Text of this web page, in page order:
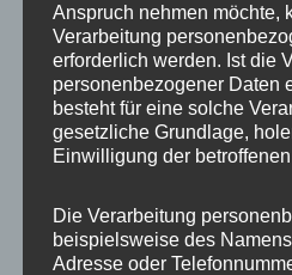
Einsatz 16/2026 – B2
17. Juli 2026
Einsatz 15/2026 – B2 GMA
17. Juli 2026
Einsatz 14/2026 – H0
Einsatz 13/2026 – H1
9. Juli 2026
Anspruch nehmen möchte,
Verarbeitung
erforderlich werden. Ist die
personenbezogener Daten
besteht für eine solche
gesetzliche Grundlage,
Einwilligung der
Die Verarbeitung
beispielsweise des
Adresse oder